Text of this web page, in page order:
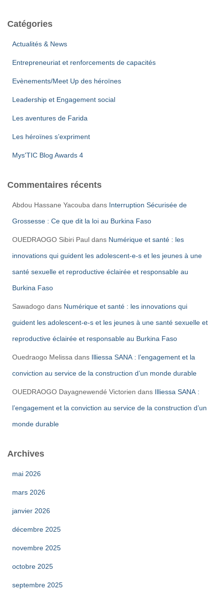
Catégories
Actualités & News
Entrepreneuriat et renforcements de capacités
Evènements/Meet Up des héroïnes
Leadership et Engagement social
Les aventures de Farida
Les héroïnes s’expriment
Mys'TIC Blog Awards 4
Commentaires récents
Abdou Hassane Yacouba dans Interruption Sécurisée de
Grossesse : Ce que dit la loi au Burkina Faso
OUEDRAOGO Sibiri Paul dans Numérique et santé : les
innovations qui guident les adolescent-e-s et les jeunes à une
santé sexuelle et reproductive éclairée et responsable au
Burkina Faso
Sawadogo dans Numérique et santé : les innovations qui
guident les adolescent-e-s et les jeunes à une santé sexuelle et
reproductive éclairée et responsable au Burkina Faso
Ouedraogo Melissa dans Illiessa SANA : l’engagement et la
conviction au service de la construction d’un monde durable
OUEDRAOGO Dayagnewendé Victorien dans Illiessa SANA :
l’engagement et la conviction au service de la construction d’un
monde durable
Archives
mai 2026
mars 2026
janvier 2026
décembre 2025
novembre 2025
octobre 2025
septembre 2025